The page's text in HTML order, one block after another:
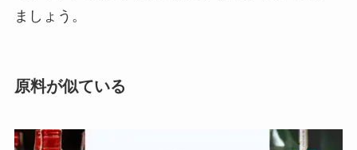
ましょう。
原料が似ている